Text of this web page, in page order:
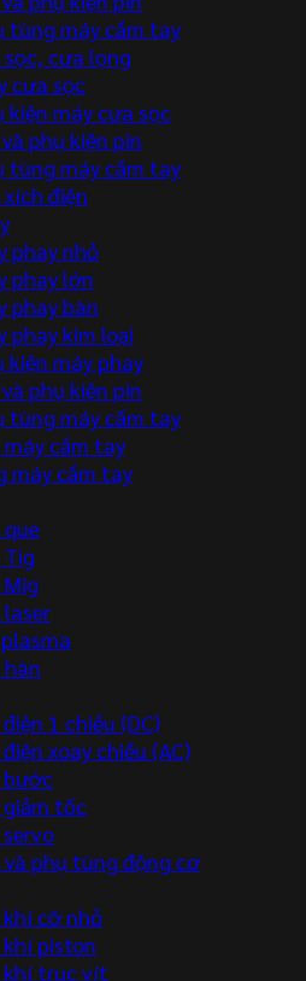
tùng máy cầm tay
sọc, cưa lọng
cưa sọc
kiện máy cưa sọc
phụ kiện pin
tùng máy cầm tay
điện
phay nhỏ
phay lớn
phay bàn
phay kim loại
kiện máy phay
phụ kiện pin
tùng máy cầm tay
máy cầm tay
máy cầm tay
que
Tig
laser
hàn
1 chiều (DC)
xoay chiều (AC)
tốc
và phụ tùng động cơ
khí cỡ nhỏ
khí piston
khí trục vít